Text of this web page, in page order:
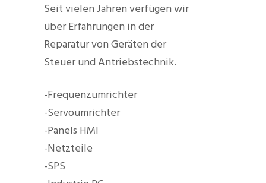
Seit vielen Jahren verfügen wir
über Erfahrungen in der
Reparatur von Geräten der
Steuer und Antriebstechnik.
-Frequenzumrichter
-Servoumrichter
-Panels HMI
-Netzteile
-SPS